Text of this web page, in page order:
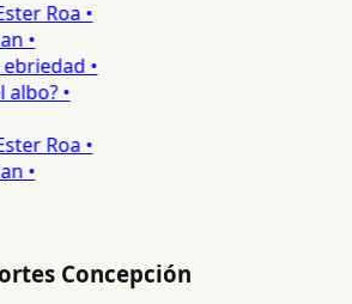
Roa •
•
•
•
Roa •
•
Concepción